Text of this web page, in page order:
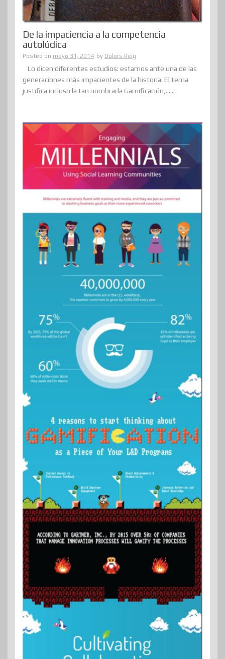
De la impaciencia a la competencia
autolúdica
Posted on mayo 31, 2014 by Dolors Reig
Lo dicen diferentes estudios: estamos ante una de las
generaciones más impacientes de la historia. El tema
justifica incluso la tan nombrada Gamificación,......